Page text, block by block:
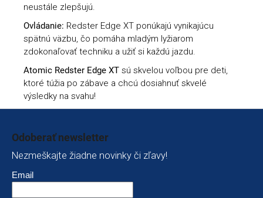
neustále zlepšujú.
Ovládanie: Redster Edge XT ponúkajú vynikajúcu
spätnú väzbu, čo pomáha mladým lyžiarom
zdokonaľovať techniku a užiť si každú jazdu.
Atomic Redster Edge XT sú skvelou voľbou pre deti,
ktoré túžia po zábave a chcú dosiahnuť skvelé
výsledky na svahu!
Odoberať newsletter
Nezmeškajte žiadne novinky či zľavy!
Email